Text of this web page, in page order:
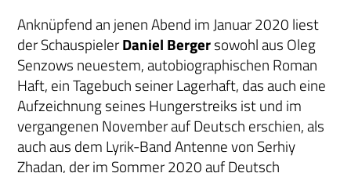
Anknüpfend an jenen Abend im Januar 2020 liest
der SchauspielerDaniel Bergersowohl aus Oleg
Senzows neuestem, autobiographischen Roman
Haft, ein Tagebuch seiner Lagerhaft, das auch eine
Aufzeichnung seines Hungerstreiks ist und im
vergangenen November auf Deutsch erschien, als
auch aus dem Lyrik-Band Antenne von Serhiy
Zhadan, der im Sommer 2020 auf Deutsch